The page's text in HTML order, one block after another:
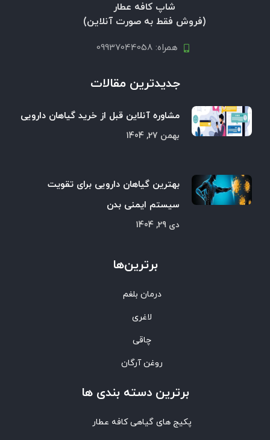
شاپ کافه عطار
(فروش فقط به صورت آنلاین)
همراه: 09937044058
جدیدترین مقالات
مشاوره آنلاین قبل از خرید گیاهان دارویی
بهمن 27, 1404
بهترین گیاهان دارویی برای تقویت
سیستم ایمنی بدن
دی 29, 1404
برترین‌ها
درمان بلغم
لاغری
چاقی
روغن آرگان
برترین‌ دسته بندی ها
پکیج های گیاهی کافه عطار